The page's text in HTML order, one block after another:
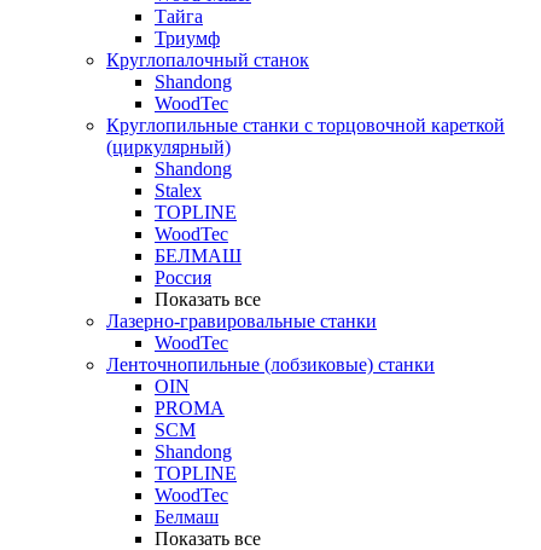
Тайга
Триумф
Круглопалочный станок
Shandong
WoodTec
Круглопильные станки с торцовочной кареткой
(циркулярный)
Shandong
Stalex
TOPLINE
WoodTec
БЕЛМАШ
Россия
Показать все
Лазерно-гравировальные станки
WoodTec
Ленточнопильные (лобзиковые) станки
OIN
PROMA
SCM
Shandong
TOPLINE
WoodTec
Белмаш
Показать все